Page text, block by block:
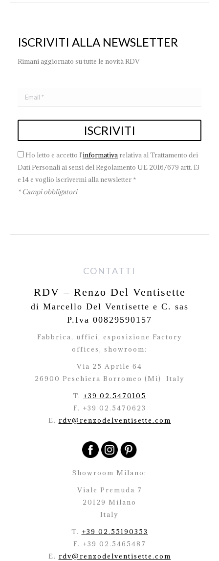
ISCRIVITI ALLA NEWSLETTER
Rimani aggiornato su tutte le novità RDV
Ho letto e accetto l'informativa relativa al Trattamento dei
Dati Personali ai sensi del Regolamento UE 2016/679 artt. 13
e 14 e voglio iscrivermi alla newsletter *
* Campi obbligatori
CONTATTI
RDV – Renzo Del Ventisette
di Marcello Del Ventisette e C. sas
P.Iva 00829590157
Fabbrica, uffici, esposizione Factory
offices, showroom:
Via 25 Aprile 64
26900 Peschiera Borromeo (Mi)
Italy
T. +39 02.5470105
F. +39 02.5470623
E. rdv@renzodelventisette.com
Showroom Milano:
Viale Premuda 7
20129 Milano
Italy
T. +39 02.55190353
F. +39 02.5465487
E. rdv@renzodelventisette.com